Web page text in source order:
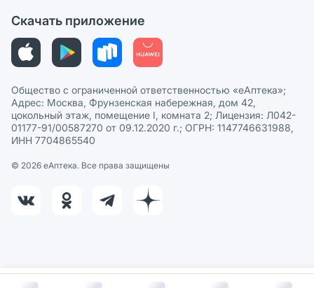
Политика в отношении обработки персональных данных
Скачать приложение
Общество с ограниченной ответственностью «еАптека»;
Адрес: Москва, Фрунзенская набережная, дом 42,
цокольный этаж, помещение I, комната 2; Лицензия: Л042-
01177-91/00587270 от 09.12.2020 г.; ОГРН: 1147746631988,
ИНН 7704865540
© 2026 eАптека. Все права защищены